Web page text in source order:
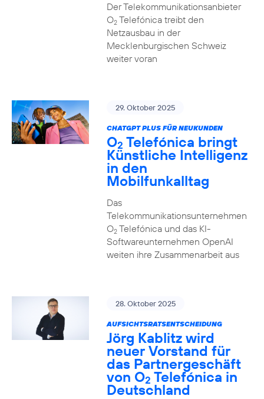
Der Telekommunikationsanbieter
O2Telefónica treibt den
Netzausbau in der
Mecklenburgischen Schweiz
weiter voran
29. Oktober 2025
CHATGPT PLUS FÜR NEUKUNDEN
O2 Telefónica bringt
Künstliche Intelligenz
in den
Mobilfunkalltag
Das
Telekommunikationsunternehmen
O2Telefónica und das KI-
Softwareunternehmen OpenAI
weiten ihre Zusammenarbeit aus
28. Oktober 2025
AUFSICHTSRATSENTSCHEIDUNG
Jörg Kablitz wird
neuer Vorstand für
das Partnergeschäft
von O2 Telefónica in
Deutschland